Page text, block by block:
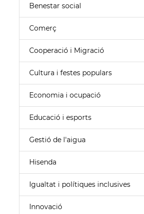
Benestar social
Comerç
Cooperació i Migració
Cultura i festes populars
Economia i ocupació
Educació i esports
Gestió de l'aigua
Hisenda
Igualtat i polítiques inclusives
Innovació